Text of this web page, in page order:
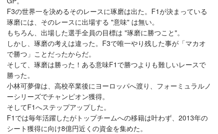
F3の世界一を決めるそのレースに琢磨は出た。F1が決まっている
琢磨には、そのレースに出場する "意味" は無い。
もちろん、出場した選手全員の目標は "琢磨に勝つこと"。
しかし、琢磨の考えは違った。F3で唯一やり残した事が「マカオ
で勝つ」ことだったからだ。
そして、琢磨は勝った！ある意味F1で勝つよりも難しいレースで
勝った。
小林可夢偉は、高校卒業後にヨーロッパへ渡り、フォーミュラルノ
ーシリーズでチャンピオン獲得。
そしてF1へステップアップした。
F1では毎年活躍したがトップチームへの移籍は叶わず、2013年の
シート獲得に向け8億円近くの資金を集めた。